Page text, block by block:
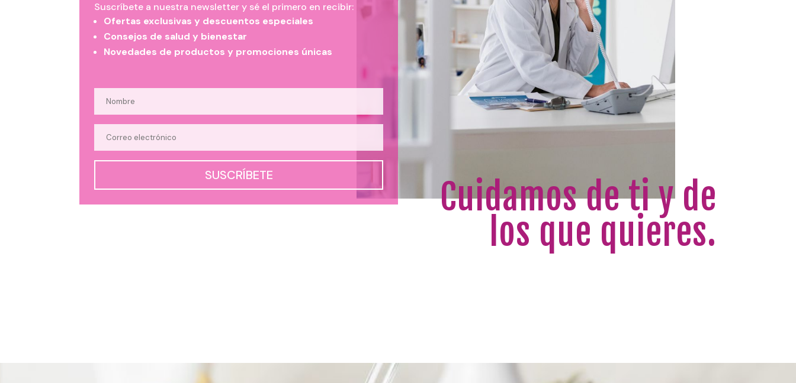
Suscríbete a nuestra newsletter y sé el primero en recibir:
Ofertas exclusivas y descuentos especiales
Consejos de salud y bienestar
Novedades de productos y promociones únicas
SUSCRÍBETE Cuidamos de ti y de
los que quieres.